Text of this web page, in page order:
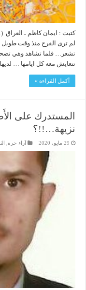
لم ترى الفرح منذ وقت طويل
تشعر… قلما تشاهد وهي
تتعايش معه كل ايامها …
أكمل القراءة »
المستدرك على
نزيهة…!!؟
29 مايو، 2020 آراء حرة